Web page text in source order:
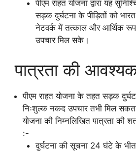
पीएम राहत योजना द्वारा यह
सड़क दुर्घटना के पीड़ितों को
नेटवर्क में तत्काल और आर्थिक रूप
उपचार मिल सके।
पात्रता की
पीएम राहत योजना के तहत सड़क
निःशुल्क नकद उपचार तभी मिल
योजना की निम्नलिखित पात्रता की
:-
दुर्घटना की सूचना 24 घंटे के